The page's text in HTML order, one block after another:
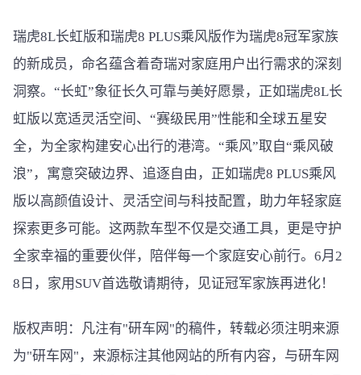
瑞虎8L长虹版和瑞虎8 PLUS乘风版作为瑞虎8冠军家族
的新成员，命名蕴含着奇瑞对家庭用户出行需求的深刻
洞察。“长虹”象征长久可靠与美好愿景，正如瑞虎8L长
虹版以宽适灵活空间、“赛级民用”性能和全球五星安
全，为全家构建安心出行的港湾。“乘风”取自“乘风破
浪”，寓意突破边界、追逐自由，正如瑞虎8 PLUS乘风
版以高颜值设计、灵活空间与科技配置，助力年轻家庭
探索更多可能。这两款车型不仅是交通工具，更是守护
全家幸福的重要伙伴，陪伴每一个家庭安心前行。6月2
8日，家用SUV首选敬请期待，见证冠军家族再进化！
版权声明：凡注有"研车网"的稿件，转载必须注明来源
为"研车网"，来源标注其他网站的所有内容，与研车网